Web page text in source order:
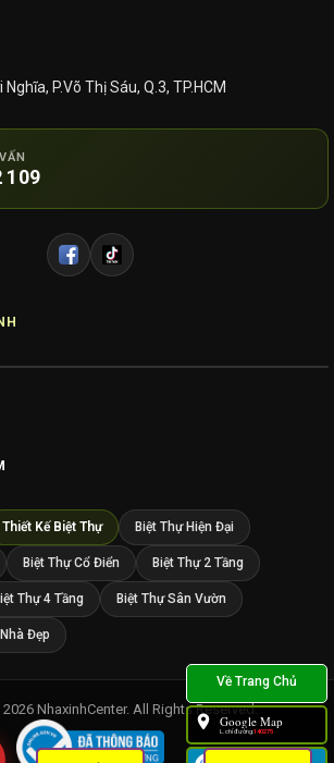
P.Võ Thị Sáu, Q.3, TP.HCM
109
Thiết Kế Biệt Thự Biệt Thự Hiện Đại
Biệt Thự Cổ Điển Biệt Thự 2 Tầng
Thự 4 Tầng Biệt Thự Sân Vườn
Đẹp
NhaxinhCenter. All Rights Reserved.
Google Map
L.chỉ đường:140275